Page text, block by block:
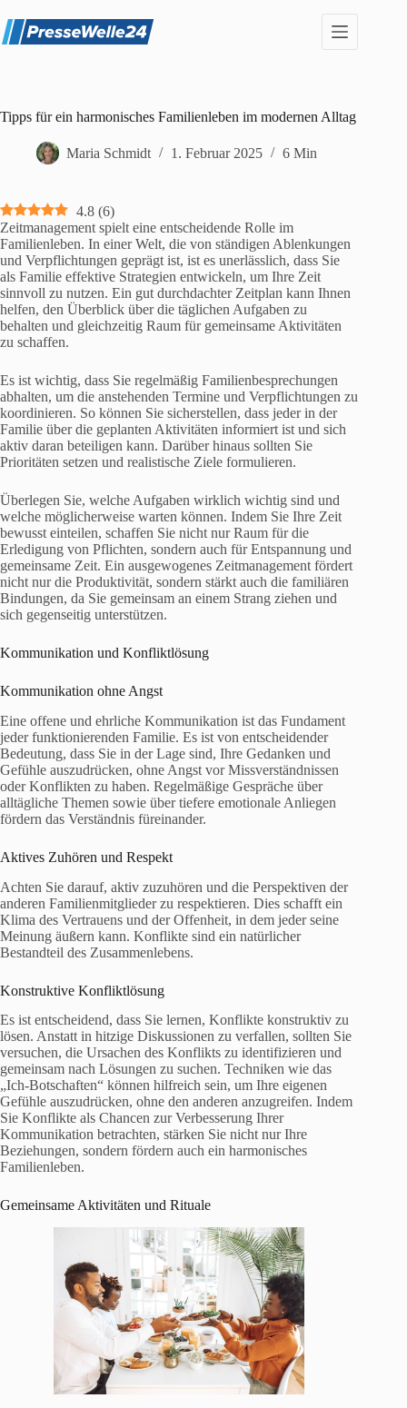
Inhalt
springen
Tipps für ein harmonisches Familienleben im modernen Alltag
Maria Schmidt 1. Februar 2025 6 Min
4.8 (6)
Zeitmanagement spielt eine entscheidende Rolle im
Familienleben. In einer Welt, die von ständigen Ablenkungen
und Verpflichtungen geprägt ist, ist es unerlässlich, dass Sie
als Familie effektive Strategien entwickeln, um Ihre Zeit
sinnvoll zu nutzen. Ein gut durchdachter Zeitplan kann Ihnen
helfen, den Überblick über die täglichen Aufgaben zu
behalten und gleichzeitig Raum für gemeinsame Aktivitäten
zu schaffen.
Es ist wichtig, dass Sie regelmäßig Familienbesprechungen
abhalten, um die anstehenden Termine und Verpflichtungen zu
koordinieren. So können Sie sicherstellen, dass jeder in der
Familie über die geplanten Aktivitäten informiert ist und sich
aktiv daran beteiligen kann. Darüber hinaus sollten Sie
Prioritäten setzen und realistische Ziele formulieren.
Überlegen Sie, welche Aufgaben wirklich wichtig sind und
welche möglicherweise warten können. Indem Sie Ihre Zeit
bewusst einteilen, schaffen Sie nicht nur Raum für die
Erledigung von Pflichten, sondern auch für Entspannung und
gemeinsame Zeit. Ein ausgewogenes Zeitmanagement fördert
nicht nur die Produktivität, sondern stärkt auch die familiären
Bindungen, da Sie gemeinsam an einem Strang ziehen und
sich gegenseitig unterstützen.
Kommunikation und Konfliktlösung
Kommunikation ohne Angst
Eine offene und ehrliche Kommunikation ist das Fundament
jeder funktionierenden Familie. Es ist von entscheidender
Bedeutung, dass Sie in der Lage sind, Ihre Gedanken und
Gefühle auszudrücken, ohne Angst vor Missverständnissen
oder Konflikten zu haben. Regelmäßige Gespräche über
alltägliche Themen sowie über tiefere emotionale Anliegen
fördern das Verständnis füreinander.
Aktives Zuhören und Respekt
Achten Sie darauf, aktiv zuzuhören und die Perspektiven der
anderen Familienmitglieder zu respektieren. Dies schafft ein
Klima des Vertrauens und der Offenheit, in dem jeder seine
Meinung äußern kann. Konflikte sind ein natürlicher
Bestandteil des Zusammenlebens.
Konstruktive Konfliktlösung
Es ist entscheidend, dass Sie lernen, Konflikte konstruktiv zu
lösen. Anstatt in hitzige Diskussionen zu verfallen, sollten Sie
versuchen, die Ursachen des Konflikts zu identifizieren und
gemeinsam nach Lösungen zu suchen. Techniken wie das
„Ich-Botschaften“ können hilfreich sein, um Ihre eigenen
Gefühle auszudrücken, ohne den anderen anzugreifen. Indem
Sie Konflikte als Chancen zur Verbesserung Ihrer
Kommunikation betrachten, stärken Sie nicht nur Ihre
Beziehungen, sondern fördern auch ein harmonisches
Familienleben.
Gemeinsame Aktivitäten und Rituale